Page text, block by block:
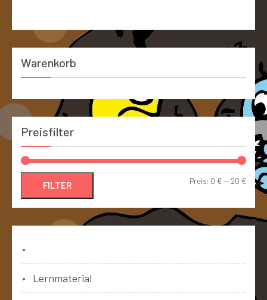
Warenkorb
Preisfilter
FILTER Preis: 0 €— 20 €
Lernmaterial